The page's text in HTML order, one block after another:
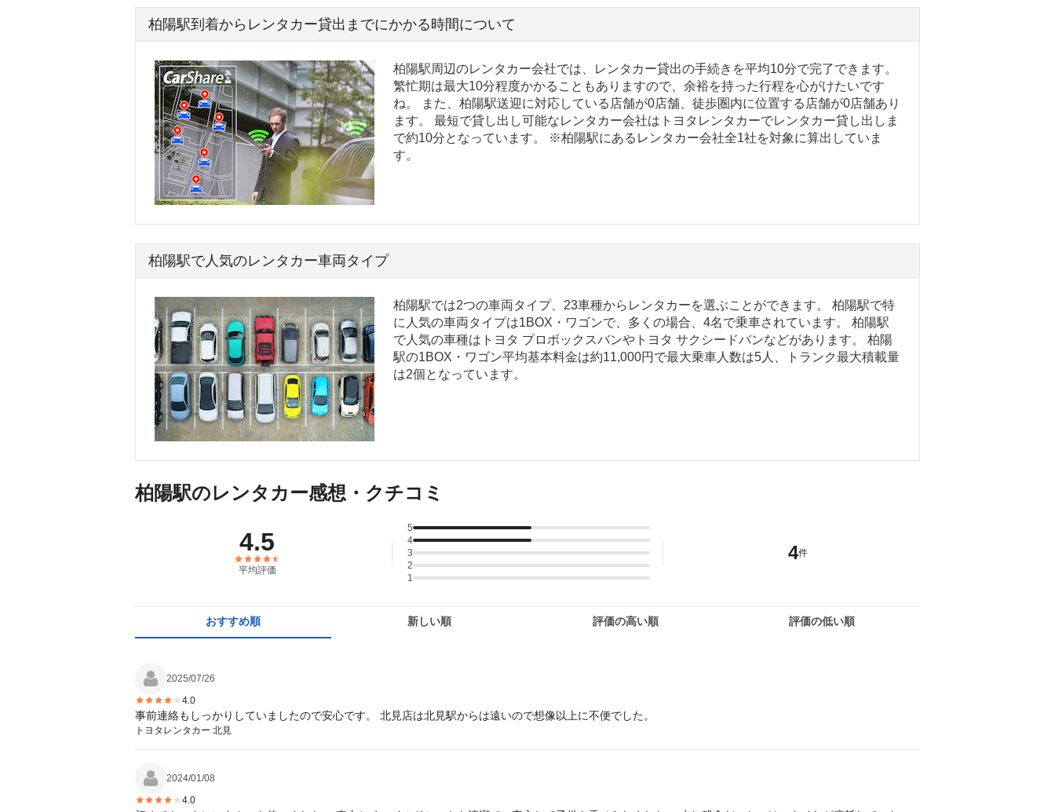
柏陽駅到着からレンタカー貸出までにかかる時間について
柏陽駅周辺のレンタカー会社では、レンタカー貸出の手続きを平均10分で完了できます。
繁忙期は最大10分程度かかることもありますので、余裕を持った行程を心がけたいです
ね。 また、柏陽駅送迎に対応している店舗が0店舗、徒歩圏内に位置する店舗が0店舗あり
ます。 最短で貸し出し可能なレンタカー会社はトヨタレンタカーでレンタカー貸し出しま
で約10分となっています。 ※柏陽駅にあるレンタカー会社全1社を対象に算出していま
す。
柏陽駅で人気のレンタカー車両タイプ
柏陽駅では2つの車両タイプ、23車種からレンタカーを選ぶことができます。 柏陽駅で特
に人気の車両タイプは1BOX・ワゴンで、多くの場合、4名で乗車されています。 柏陽駅
で人気の車種はトヨタ プロボックスバンやトヨタ サクシードバンなどがあります。 柏陽
駅の1BOX・ワゴン平均基本料金は約11,000円で最大乗車人数は5人、トランク最大積載量
は2個となっています。
柏陽駅のレンタカー感想・クチコミ
4.5
平均評価
5
4
3
2
1
4件
おすすめ順 新しい順 評価の高い順 評価の低い順
2025/07/26
4.0
事前連絡もしっかりしていましたので安心です。 北見店は北見駅からは遠いので想像以上に不便でした。
トヨタレンタカー 北見
2024/01/08
4.0